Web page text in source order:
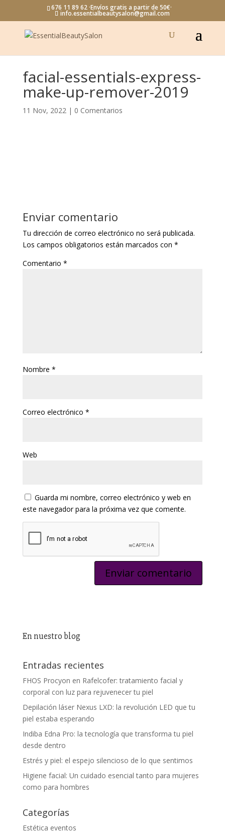
676 11 89 62 ·Envíos gratis a partir de 50€·
info.essentialbeautysalon@gmail.com
facial-essentials-express-
make-up-remover-2019
11 Nov, 2022| 0 Comentarios
Enviar comentario
Tu dirección de correo electrónico no será publicada.
Los campos obligatorios están marcados con *
Comentario *
Nombre *
Correo electrónico *
Web
Guarda mi nombre, correo electrónico y web en
este navegador para la próxima vez que comente.
En nuestro blog
Entradas recientes
FHOS Procyon en Rafelcofer: tratamiento facial y
corporal con luz para rejuvenecer tu piel
Depilación láser Nexus LXD: la revolución LED que tu
piel estaba esperando
Indiba Edna Pro: la tecnología que transforma tu piel
desde dentro
Estrés y piel: el espejo silencioso de lo que sentimos
Higiene facial: Un cuidado esencial tanto para mujeres
como para hombres
Categorías
Estética eventos